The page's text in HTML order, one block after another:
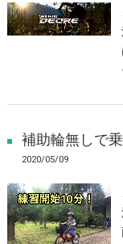
補助輪無しで
2020/05/09